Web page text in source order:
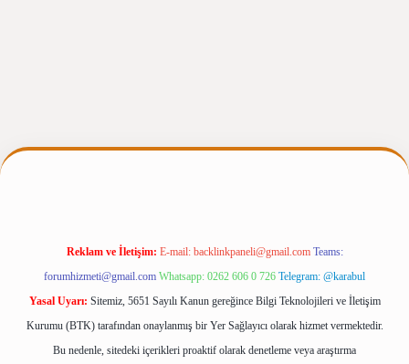
betexpergir.net
Reklam ve İletişim: E-mail: backlinkpaneli@gmail.com Teams:
forumhizmeti@gmail.com Whatsapp: 0262 606 0 726 Telegram: @karabul
Yasal Uyarı: Sitemiz, 5651 Sayılı Kanun gereğince Bilgi Teknolojileri ve İletişim
Kurumu (BTK) tarafından onaylanmış bir Yer Sağlayıcı olarak hizmet vermektedir.
Bu nedenle, sitedeki içerikleri proaktif olarak denetleme veya araştırma